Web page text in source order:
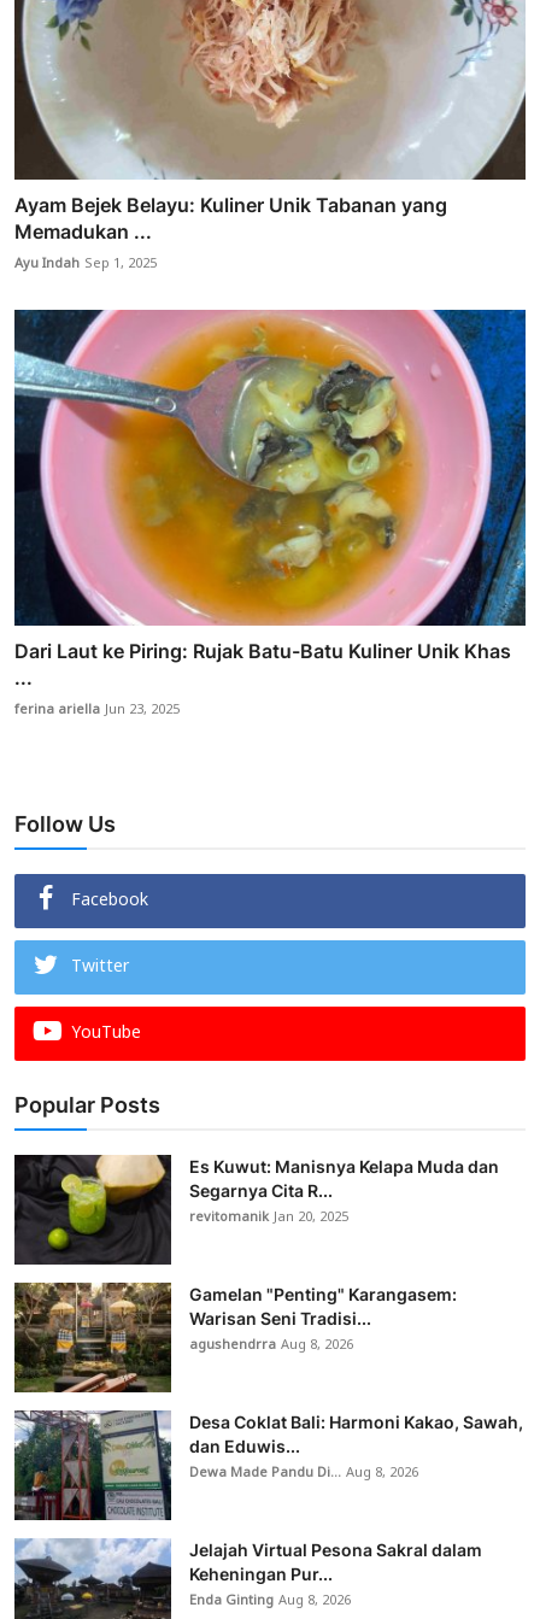
Ayam Bejek Belayu: Kuliner Unik Tabanan yang
Memadukan ...
Ayu Indah Sep 1, 2025
Dari Laut ke Piring: Rujak Batu-Batu Kuliner Unik Khas
...
ferina ariellaJun 23, 2025
Follow Us
Facebook
Twitter
YouTube
Popular Posts
Es Kuwut: Manisnya Kelapa Muda dan
Segarnya Cita R...
revitomanikJan 20, 2025
Gamelan "Penting" Karangasem:
Warisan Seni Tradisi...
agushendrraAug 8, 2026
Desa Coklat Bali: Harmoni Kakao, Sawah,
dan Eduwis...
Dewa Made Pandu Di...Aug 8, 2026
Jelajah Virtual Pesona Sakral dalam
Keheningan Pur...
Enda GintingAug 8, 2026